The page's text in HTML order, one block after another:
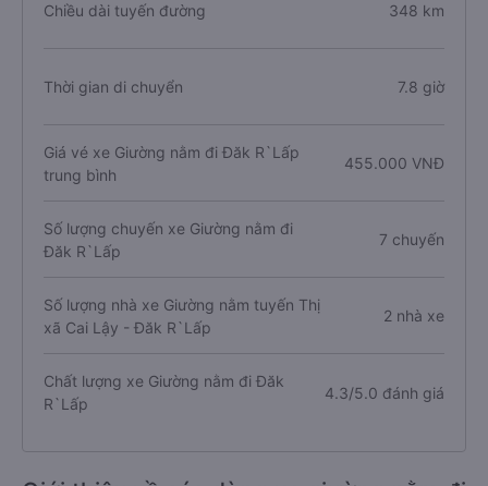
Chiều dài tuyến đường 348 km
Thời gian di chuyển 7.8 giờ
Giá vé xe Giường nằm đi Đăk R`Lấp
trung bình
455.000 VNĐ
Số lượng chuyến xe Giường nằm đi
Đăk R`Lấp
7 chuyến
Số lượng nhà xe Giường nằm tuyến Thị
xã Cai Lậy - Đăk R`Lấp
2 nhà xe
Chất lượng xe Giường nằm đi Đăk
R`Lấp
4.3/5.0 đánh giá